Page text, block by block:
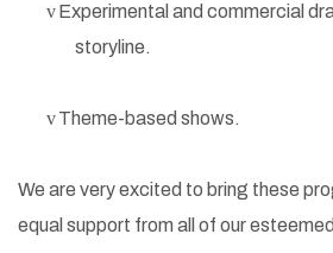
vExperimental and commercial
storyline.
vTheme-based shows.
We are very excited to bring these
equal support from all of our